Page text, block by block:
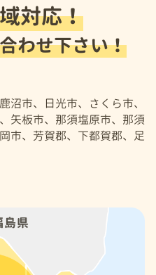
対応！
わせ下さい！
沼市、日光市、さくら市、
矢板市、那須塩原市、那須
市、芳賀郡、下都賀郡、足